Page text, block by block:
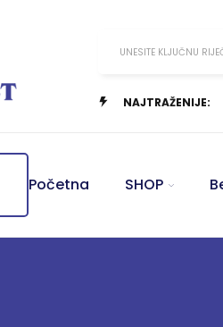
UNESITE KLJUČNU
NAJTRAŽENIJE:
Početna SHOP